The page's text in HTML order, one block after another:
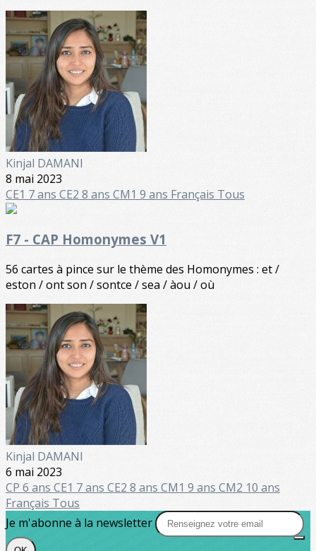
Kinjal DAMANI
8 mai 2023
CE1 7 ans CE2 8 ans CM1 9 ans Français Tous
F7 - CAP Homonymes V1
56 cartes à pince sur le thème des Homonymes : et /
eston / ont son / sontce / sea / àou / où
Kinjal DAMANI
6 mai 2023
CP 6 ans CE1 7 ans CE2 8 ans CM1 9 ans CM2 10 ans
Français Tous
Je m'abonne à la newsletter